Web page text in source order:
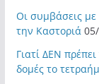
Οι συμβάσεις
την Καστοριά
Γιατί ΔΕΝ
δομές το